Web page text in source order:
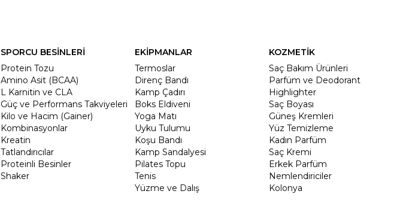
SPORCU BESİNLERİ
Protein Tozu
Amino Asit (BCAA)
L Karnitin ve CLA
Güç ve Performans Takviyeleri
Kilo ve Hacim (Gainer)
Kombinasyonlar
Kreatin
Tatlandırıcılar
Proteinli Besinler
Shaker
EKİPMANLAR
Termoslar
Direnç Bandı
Kamp Çadırı
Boks Eldiveni
Yoga Matı
Uyku Tulumu
Koşu Bandı
Kamp Sandalyesi
Pilates Topu
Tenis
Yüzme ve Dalış
KOZMETİK
Saç Bakım Ürünleri
Parfüm ve Deodorant
Highlighter
Saç Boyası
Güneş Kremleri
Yüz Temizleme
Kadın Parfüm
Saç Kremi
Erkek Parfüm
Nemlendiriciler
Kolonya